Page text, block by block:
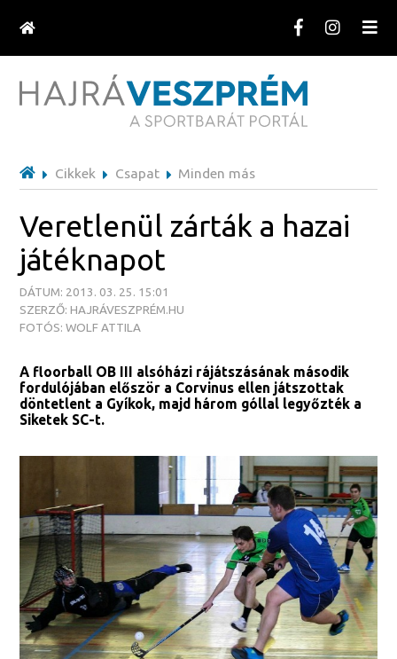
Cikkek Csapat Minden más
Veretlenül zárták a hazai
játéknapot
DÁTUM: 2013. 03. 25. 15:01
SZERZŐ: HAJRÁVESZPRÉM.HU
FOTÓS: WOLF ATTILA
A floorball OB III alsóházi rájátszásának második
fordulójában először a Corvinus ellen játszottak
döntetlent a Gyíkok, majd három góllal legyőzték a
Siketek SC-t.